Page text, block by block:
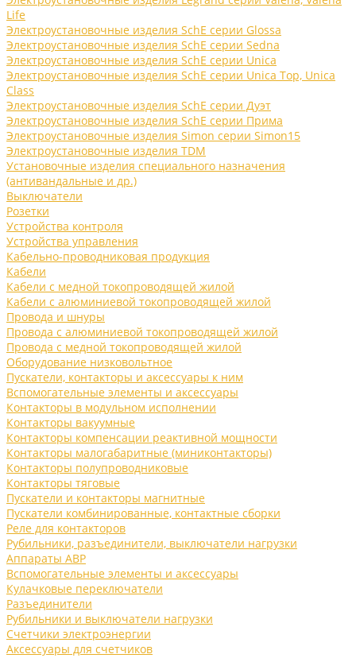
Life
Электроустановочные изделия SchE серии Glossa
Электроустановочные изделия SchE серии Sedna
Электроустановочные изделия SchE серии Unica
Электроустановочные изделия SchE серии Unica Top, Unica
Class
Электроустановочные изделия SchE серии Дуэт
Электроустановочные изделия SchE серии Прима
Электроустановочные изделия Simon серии Simon15
Электроустановочные изделия TDM
Установочные изделия специального назначения
(антивандальные и др.)
Выключатели
Розетки
Устройства контроля
Устройства управления
Кабельно-проводниковая продукция
Кабели
Кабели с медной токопроводящей жилой
Кабели с алюминиевой токопроводящей жилой
Провода и шнуры
Провода с алюминиевой токопроводящей жилой
Провода с медной токопроводящей жилой
Оборудование низковольтное
Пускатели, контакторы и аксессуары к ним
Вспомогательные элементы и аксессуары
Контакторы в модульном исполнении
Контакторы вакуумные
Контакторы компенсации реактивной мощности
Контакторы малогабаритные (миниконтакторы)
Контакторы полупроводниковые
Контакторы тяговые
Пускатели и контакторы магнитные
Пускатели комбинированные, контактные сборки
Реле для контакторов
Рубильники, разъединители, выключатели нагрузки
Аппараты АВР
Вспомогательные элементы и аксессуары
Кулачковые переключатели
Разъединители
Рубильники и выключатели нагрузки
Счетчики электроэнергии
Аксессуары для счетчиков